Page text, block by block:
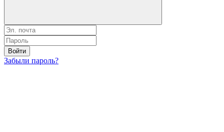
Войти
Забыли пароль?